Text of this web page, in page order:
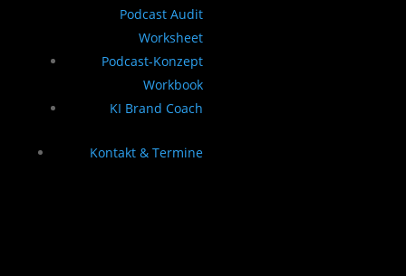
Podcast Audit
Worksheet
Podcast-Konzept
Workbook
KI Brand Coach
Kontakt & Termine